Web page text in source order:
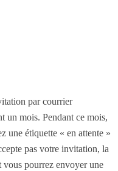
par courrier
un mois. Pendant ce mois,
une étiquette « en attente »
pas votre invitation, la
vous pourrez envoyer une